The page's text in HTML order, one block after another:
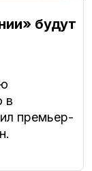
будут
в
премьер-